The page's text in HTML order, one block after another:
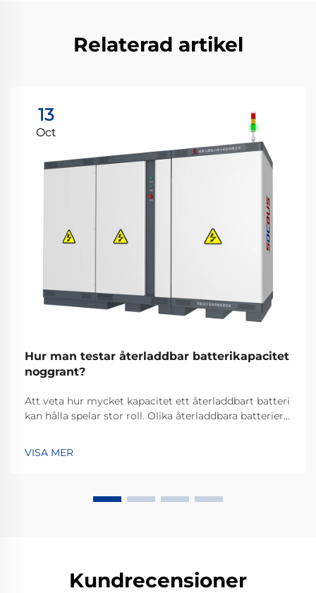
Relaterad artikel
13
Oct
Hur man testar återladdbar batterikapacitet
noggrant?
Att veta hur mycket kapacitet ett återladdbart batteri
kan hålla spelar stor roll. Olika återladdbara batterier
enhet är en nyckelpunkt. Det visar också dig hur...
VISA MER
Kundrecensioner